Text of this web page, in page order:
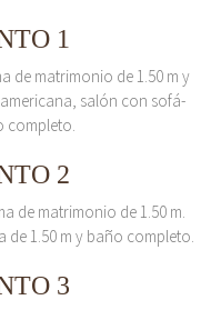
1
de matrimonio de 1.50 m y
salón con sofá-
completo.
2
de matrimonio de 1.50 m.
1.50 m y baño completo.
3